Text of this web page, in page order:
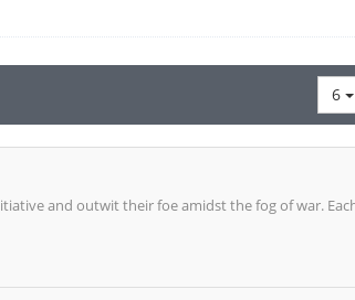
6
and outwit their foe amidst the fog of war.